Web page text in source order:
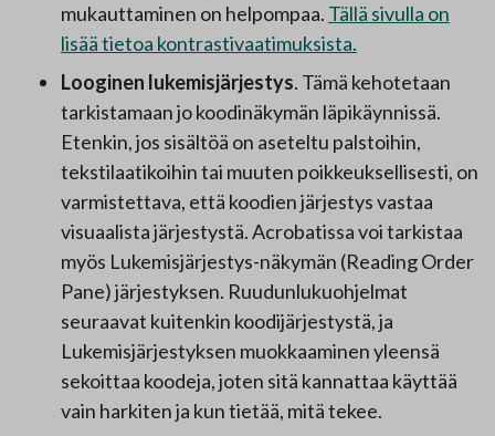
mukauttaminen on helpompaa. Tällä sivulla on
lisää tietoa kontrastivaatimuksista.
Looginen lukemisjärjestys. Tämä kehotetaan
tarkistamaan jo koodinäkymän läpikäynnissä.
Etenkin, jos sisältöä on aseteltu palstoihin,
tekstilaatikoihin tai muuten poikkeuksellisesti, on
varmistettava, että koodien järjestys vastaa
visuaalista järjestystä. Acrobatissa voi tarkistaa
myös Lukemisjärjestys-näkymän (Reading Order
Pane) järjestyksen. Ruudunlukuohjelmat
seuraavat kuitenkin koodijärjestystä, ja
Lukemisjärjestyksen muokkaaminen yleensä
sekoittaa koodeja, joten sitä kannattaa käyttää
vain harkiten ja kun tietää, mitä tekee.